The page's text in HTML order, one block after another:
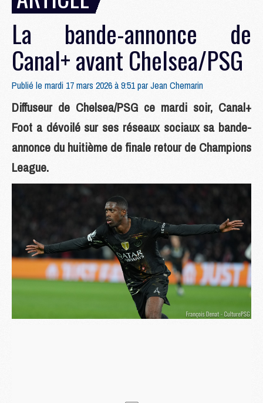
La bande-annonce de
Canal+ avant Chelsea/PSG
Publié le mardi 17 mars 2026 à 9:51 parJean Chemarin
Diffuseur de Chelsea/PSG ce mardi soir, Canal+
Foot a dévoilé sur ses réseaux sociaux sa bande-
annonce du huitième de finale retour de Champions
League.